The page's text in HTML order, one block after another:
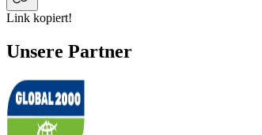
Link kopiert!
Unsere Partner